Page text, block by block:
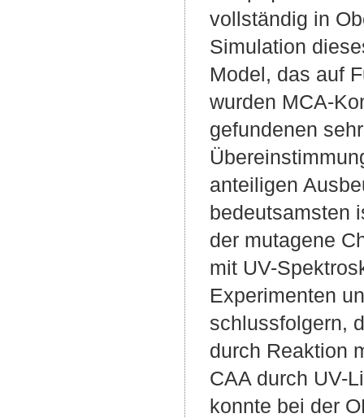
vollständig in
Simulation
Model, das auf
wurden MCA-
gefundenen
anteiligen
bedeutsamsten
der mutagene
mit UV-
Experimenten
schlussfolgern,
durch Reaktion
CAA durch UV-
konnte bei der